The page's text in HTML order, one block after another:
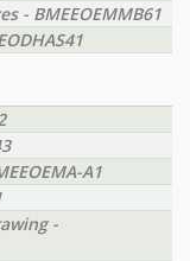
- BMEEOEMMB61
A1
-